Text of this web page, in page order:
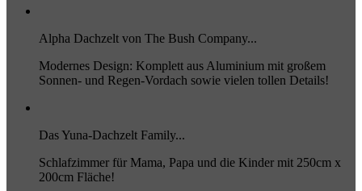
Alpha Dachzelt von The Bush Company...
Modernes Design: Komplett aus Aluminium mit großem
Sonnen- und Regen-Vordach sowie vielen tollen Details!
Das Yuna-Dachzelt Family...
Schlafzimmer für Mama, Papa und die Kinder mit 250cm x
200cm Fläche!